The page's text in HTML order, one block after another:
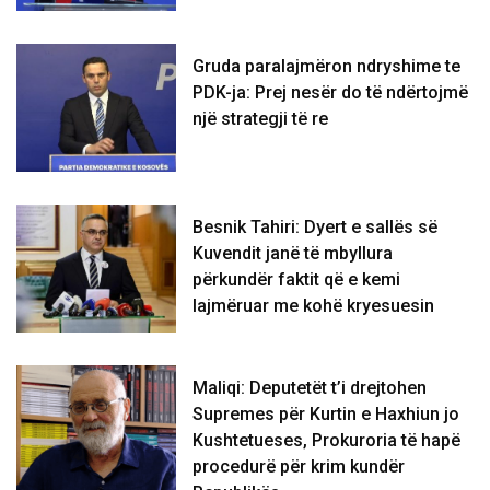
Gruda paralajmëron ndryshime te
PDK-ja: Prej nesër do të ndërtojmë
një strategji të re
Besnik Tahiri: Dyert e sallës së
Kuvendit janë të mbyllura
përkundër faktit që e kemi
lajmëruar me kohë kryesuesin
Maliqi: Deputetët t’i drejtohen
Supremes për Kurtin e Haxhiun jo
Kushtetueses, Prokuroria të hapë
procedurë për krim kundër